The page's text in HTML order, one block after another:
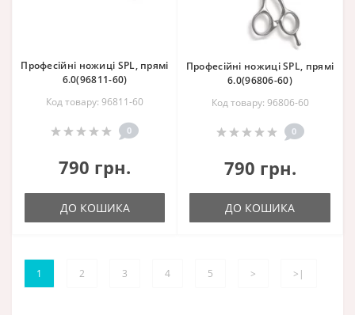
Професійні ножиці SPL, прямі
6.0(96811-60)
Код товару: 96811-60
0
790 грн.
ДО КОШИКА
Професійні ножиці SPL, прямі
6.0(96806-60)
Код товару: 96806-60
0
790 грн.
ДО КОШИКА
1 2 3 4 5 > >|